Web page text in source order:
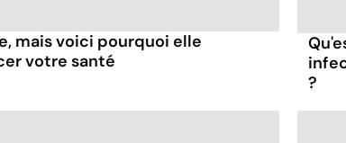
mais voici pourquoi elle
votre santé
?